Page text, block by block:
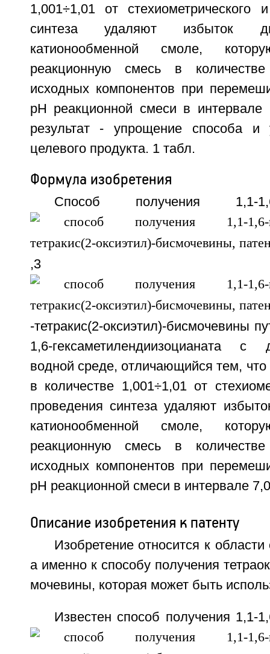
1,001÷1,01 от стехиометрического
синтеза удаляют избыток
катионообменной смоле,
реакционную смесь в
исходных компонентов при
рН реакционной смеси в интервале
результат - упрощение способа и
целевого продукта. 1 табл.
Формула изобретения
Способ получения 1,1-1,6-
,3
-тетракис(2-оксиэтил)-бисмочевины
1,6-гексаметилендиизоцианата
водной среде, отличающийся тем,
в количестве 1,001÷1,01 от
проведения синтеза удаляют
катионообменной смоле,
реакционную смесь в
исходных компонентов при
рН реакционной смеси в интервале
Описание изобретения к патенту
Изобретение относится к
а именно к способу получения
мочевины, которая может быть
Известен способ получения 1,1-